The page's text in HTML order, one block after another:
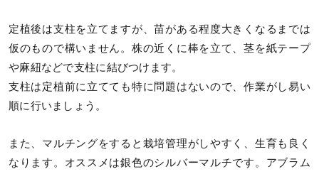
定植後は支柱を立てますが、苗がある程度大きくなるまでは
仮のもので構いません。株の近くに棒を立て、茎を紙テープ
や麻紐などで支柱に結びつけます。
支柱は定植前に立てても特に問題はないので、作業がし易い
順に行いましょう。
また、マルチングをすると栽培管理がしやすく、生育も良く
なります。オススメは銀色のシルバーマルチです。アブラム